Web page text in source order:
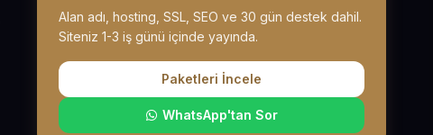
Alan adı, hosting, SSL, SEO ve 30 gün destek dahil.
Siteniz 1-3 iş günü içinde yayında.
Paketleri İncele
WhatsApp'tan Sor